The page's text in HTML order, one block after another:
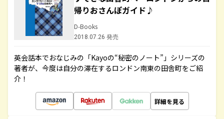
帰りおさんぽガイド♪
D-Books
2018.07.26 発売
英会話本でおなじみの「Kayoの“秘密のノート”」シリーズの
著者が、今度は自分の滞在するロンドン南東の田舎町をご紹
介！
詳細を見る